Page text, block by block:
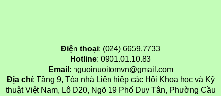
Điện thoại: (024) 6659.7733
Hotline: 0901.01.10.83
Email : nguoinuoitomvn@gmail.com
Địa chỉ: Tầng 9, Tòa nhà Liên hiệp các Hội Khoa học và Kỹ
thuật Việt Nam, Lô D20, Ngõ 19 Phố Duy Tân, Phường Cầu